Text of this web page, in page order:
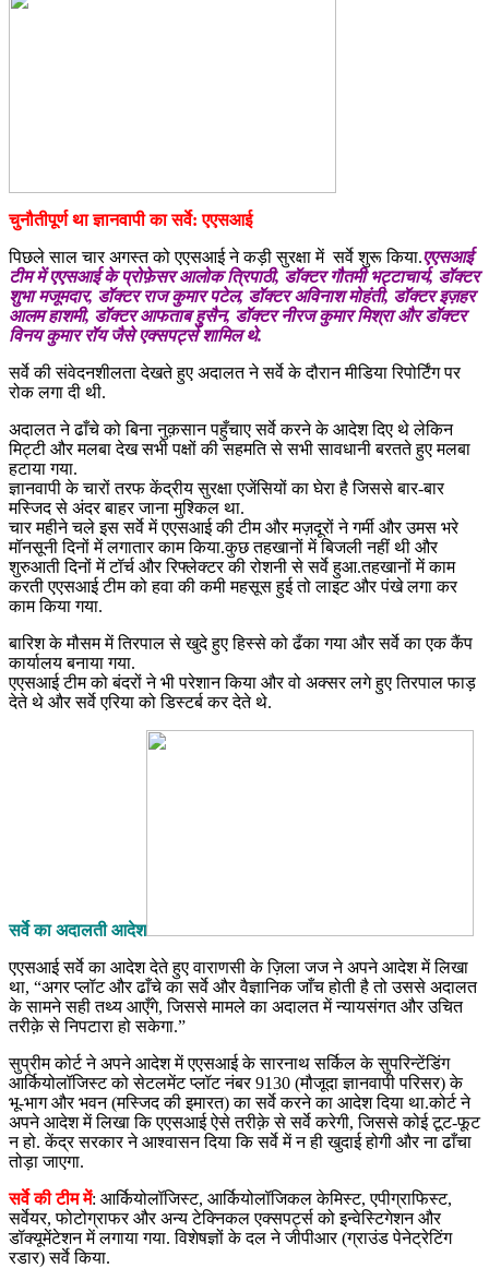
चुनौतीपूर्ण था ज्ञानवापी का सर्वे: एएसआई
पिछले साल चार अगस्त को एएसआई ने कड़ी सुरक्षा में सर्वे शुरू किया.एएसआई
टीम में एएसआई के प्रोफ़ेसर आलोक त्रिपाठी, डॉक्टर गौतमी भट्टाचार्य, डॉक्टर
शुभा मजूमदार, डॉक्टर राज कुमार पटेल, डॉक्टर अविनाश मोहंती, डॉक्टर इज़हर
आलम हाशमी, डॉक्टर आफताब हुसैन, डॉक्टर नीरज कुमार मिश्रा और डॉक्टर
विनय कुमार रॉय जैसे एक्सपर्ट्स शामिल थे.
सर्वे की संवेदनशीलता देखते हुए अदालत ने सर्वे के दौरान मीडिया रिपोर्टिंग पर
रोक लगा दी थी.
अदालत ने ढाँचे को बिना नुक़सान पहुँचाए सर्वे करने के आदेश दिए थे लेकिन
मिट्टी और मलबा देख सभी पक्षों की सहमति से सभी सावधानी बरतते हुए मलबा
हटाया गया.
ज्ञानवापी के चारों तरफ केंद्रीय सुरक्षा एजेंसियों का घेरा है जिससे बार-बार
मस्जिद से अंदर बाहर जाना मुश्किल था.
चार महीने चले इस सर्वे में एएसआई की टीम और मज़दूरों ने गर्मी और उमस भरे
मॉनसूनी दिनों में लगातार काम किया.कुछ तहखानों में बिजली नहीं थी और
शुरुआती दिनों में टॉर्च और रिफ्लेक्टर की रोशनी से सर्वे हुआ.तहखानों में काम
करती एएसआई टीम को हवा की कमी महसूस हुई तो लाइट और पंखे लगा कर
काम किया गया.
बारिश के मौसम में तिरपाल से खुदे हुए हिस्से को ढँका गया और सर्वे का एक कैंप
कार्यालय बनाया गया.
एएसआई टीम को बंदरों ने भी परेशान किया और वो अक्सर लगे हुए तिरपाल फाड़
देते थे और सर्वे एरिया को डिस्टर्ब कर देते थे.
सर्वे का अदालती आदेश
एएसआई सर्वे का आदेश देते हुए वाराणसी के ज़िला जज ने अपने आदेश में लिखा
था, “अगर प्लॉट और ढाँचे का सर्वे और वैज्ञानिक जाँच होती है तो उससे अदालत
के सामने सही तथ्य आएँगे, जिससे मामले का अदालत में न्यायसंगत और उचित
तरीक़े से निपटारा हो सकेगा.”
सुप्रीम कोर्ट ने अपने आदेश में एएसआई के सारनाथ सर्किल के सुपरिन्टेंडिंग
आर्कियोलॉजिस्ट को सेटलमेंट प्लॉट नंबर 9130 (मौजूदा ज्ञानवापी परिसर) के
भू-भाग और भवन (मस्जिद की इमारत) का सर्वे करने का आदेश दिया था.कोर्ट ने
अपने आदेश में लिखा कि एएसआई ऐसे तरीक़े से सर्वे करेगी, जिससे कोई टूट-फूट
न हो. केंद्र सरकार ने आश्वासन दिया कि सर्वे में न ही खुदाई होगी और ना ढाँचा
तोड़ा जाएगा.
सर्वे की टीम में: आर्कियोलॉजिस्ट, आर्कियोलॉजिकल केमिस्ट, एपीग्राफिस्ट,
सर्वेयर, फोटोग्राफर और अन्य टेक्निकल एक्सपर्ट्स को इन्वेस्टिगेशन और
डॉक्यूमेंटेशन में लगाया गया. विशेषज्ञों के दल ने जीपीआर (ग्राउंड पेनेट्रेटिंग
रडार) सर्वे किया.